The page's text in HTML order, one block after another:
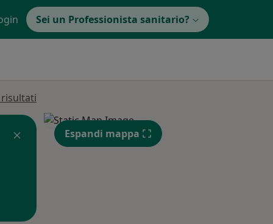
Sei un Professionista sanitario?
Espandi mappa